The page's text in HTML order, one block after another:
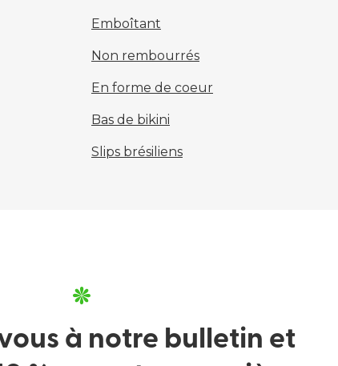
Emboîtant
Non rembourrés
En forme de coeur
Bas de bikini
Slips brésiliens
à notre bulletin et